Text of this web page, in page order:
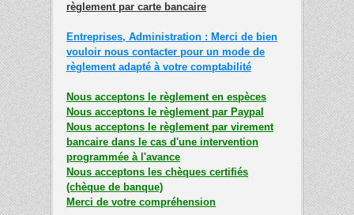
règlement par carte bancaire
Entreprises, Administration : Merci de bien
vouloir nous contacter pour un mode de
règlement adapté à votre comptabilité
Nous acceptons le règlement en espèces
Nous acceptons le règlement par Paypal
Nous acceptons le règlement par virement
bancaire dans le cas d'une intervention
programmée à l'avance
Nous acceptons les chèques certifiés
(chèque de banque)
Merci de votre compréhension